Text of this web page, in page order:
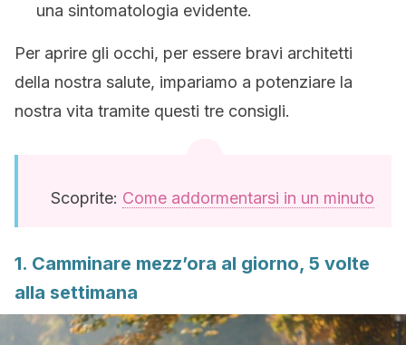
una sintomatologia evidente.
Per aprire gli occhi, per essere bravi architetti
della nostra salute, impariamo a potenziare la
nostra vita tramite questi tre consigli.
Scoprite: Come addormentarsi in un minuto
1. Camminare mezz’ora al giorno, 5 volte
alla settimana